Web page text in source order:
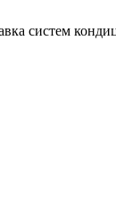
систем